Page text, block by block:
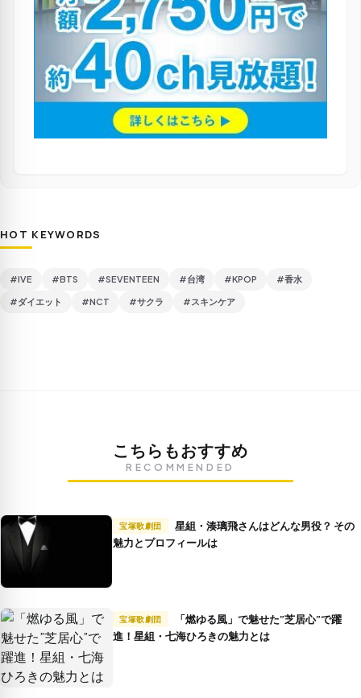
HOT KEYWORDS
#IVE #BTS #SEVENTEEN #台湾 #KPOP #香水
#ダイエット #NCT #サクラ #スキンケア
こちらもおすすめ
RECOMMENDED
宝塚歌劇団
魅力とプロフィールは
宝塚歌劇団
進！星組・七海ひろきの魅力とは